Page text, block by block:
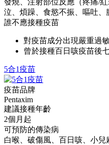
發燒、注射部位反應（疼痛/
泣、煩躁、食慾不振、嘔吐、
誰不應接種疫苗
對疫苗成分出現嚴重過
曾於接種百日咳疫苗後
5合1疫苗
疫苗品牌
Pentaxim
建議接種年齡
2個月起
可預防的傳染病
白喉、破傷風、百日咳、小